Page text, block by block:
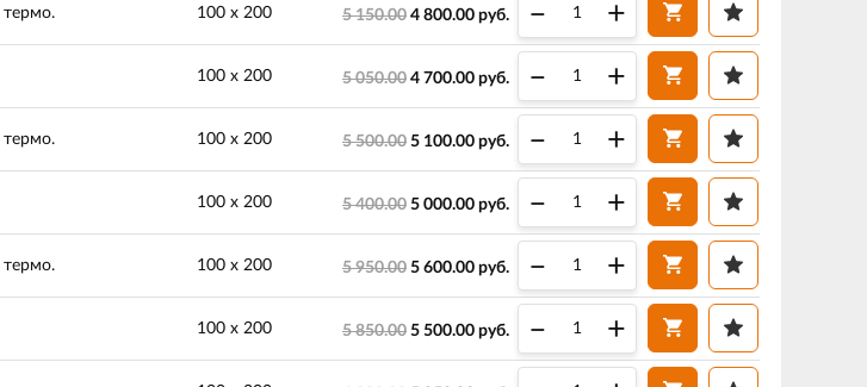
термо. 100 х 200 5 150.00 4 800.00 руб. – +
100 х 200 5 050.00 4 700.00 руб. – +
термо. 100 х 200 5 500.00 5 100.00 руб. – +
100 х 200 5 400.00 5 000.00 руб. – +
термо. 100 х 200 5 950.00 5 600.00 руб. – +
100 х 200 5 850.00 5 500.00 руб. – +